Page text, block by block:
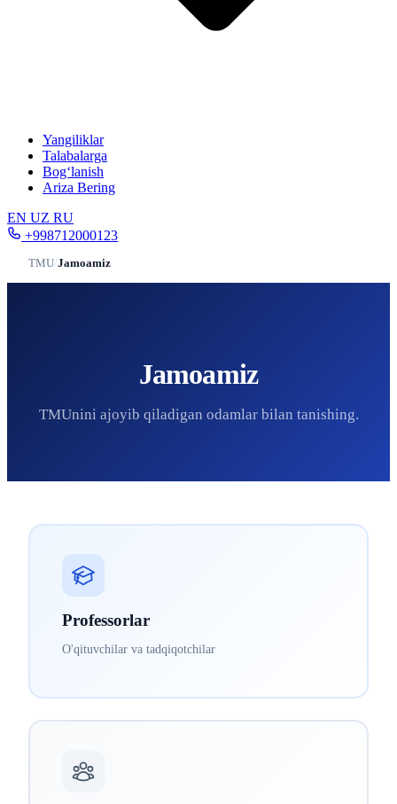
Yangiliklar
Talabalarga
Bog‘lanish
Ariza Bering
EN UZ RU
+998712000123
TMU/Jamoamiz
Jamoamiz
TMUnini ajoyib qiladigan odamlar bilan tanishing.
Professorlar
O'qituvchilar va tadqiqotchilar